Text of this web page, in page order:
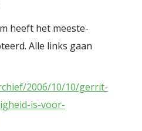
heeft het meeste-
Alle links gaan
2006/10/10/gerrit-
is-voor-